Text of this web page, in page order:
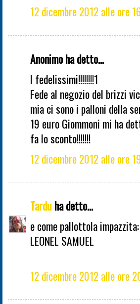
12 dicembre 2012 alle ore
Anonimo ha detto...
I fedelissimi!!!!!!!!1
Fede al negozio del brizzi
mia ci sono i palloni della
19 euro Giommoni mi ha
fa lo sconto!!!!!!!
12 dicembre 2012 alle ore
Tarduha detto...
e come pallottola impazzita:
LEONEL SAMUEL
12 dicembre 2012 alle ore